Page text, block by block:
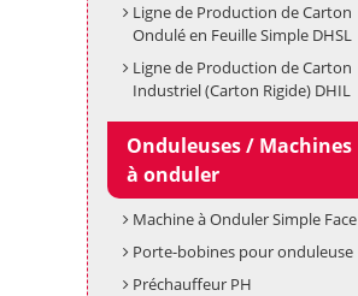
Ligne de Production de Carton
Ondulé en Feuille Simple DHSL
Ligne de Production de Carton
Industriel (Carton Rigide) DHIL
Onduleuses / Machines
à onduler
Machine à Onduler Simple Face
Porte-bobines pour onduleuse
Préchauffeur PH